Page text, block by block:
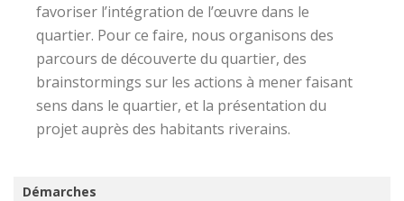
favoriser l’intégration de l’œuvre dans le
quartier. Pour ce faire, nous organisons des
parcours de découverte du quartier, des
brainstormings sur les actions à mener faisant
sens dans le quartier, et la présentation du
projet auprès des habitants riverains.
Démarches